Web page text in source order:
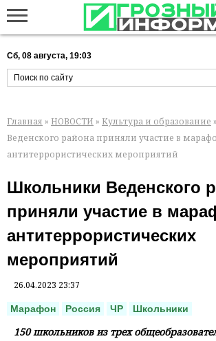
Сб, 08 августа, 19:03
Главная » НОВОСТИ » Культура и образование
Веденского района приняли участие в
антитеррористических мероприятий
Школьники Веденского
приняли участие в
антитеррористических
мероприятий
26.04.2023 23:37
Марафон Россия ЧР Школьники
150 школьников из трех